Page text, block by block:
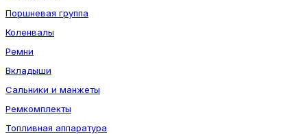
Поршневая группа
Коленвалы
Ремни
Вкладыши
Сальники и манжеты
Ремкомплекты
Топливная аппаратура